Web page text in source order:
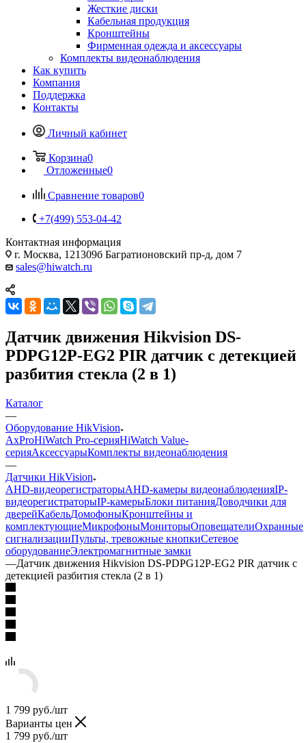
Жесткие диски
Кабельная продукция
Кронштейны
Фирменная одежда и аксессуары
Комплекты видеонаблюдения
Как купить
Компания
Поддержка
Контакты
Личный кабинет
Корзина0
Отложенные0
Сравнение товаров0
+7(499) 553-04-42
Контактная информация
г. Москва, 121309б Багратионовский пр-д, дом 7
sales@hiwatch.ru
Датчик движения Hikvision DS-
PDPG12P-EG2 PIR датчик с детекцией
разбития стекла (2 в 1)
Каталог
—
Оборудование HikVision
AxProHiWatch Pro-серияHiWatch Value-
серияАксессуарыКомплекты видеонаблюдения
—
Датчики HikVision
AHD-видеорегистраторыAHD-камеры видеонаблюденияIP-
видеорегистраторыIP-камерыБлоки питанияДоводчики для
дверейКабельДомофоныКронштейны и
комплектующиеМикрофоныМониторыОповещателиОхранные
сигнализацииПульты, тревожные кнопкиСетевое
оборудованиеЭлектромагнитные замки
—Датчик движения Hikvision DS-PDPG12P-EG2 PIR датчик с
детекцией разбития стекла (2 в 1)
1 799 руб./шт
Варианты цен
1 799 руб./шт